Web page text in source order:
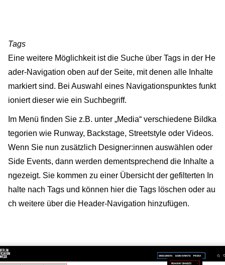
Tags
Eine weitere Möglichkeit ist die Suche über Tags in der He
ader-Navigation oben auf der Seite, mit denen alle Inhalte
markiert sind. Bei Auswahl eines Navigationspunktes funkt
ioniert dieser wie ein Suchbegriff.
Im Menü finden Sie z.B. unter „Media“ verschiedene Bildka
tegorien wie Runway, Backstage, Streetstyle oder Videos.
Wenn Sie nun zusätzlich Designer:innen auswählen oder
Side Events, dann werden dementsprechend die Inhalte a
ngezeigt. Sie kommen zu einer Übersicht der gefilterten In
halte nach Tags und können hier die Tags löschen oder au
ch weitere über die Header-Navigation hinzufügen.